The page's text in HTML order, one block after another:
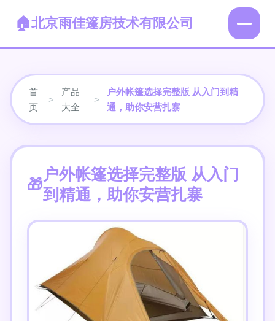
北京雨佳篷房技术有限公司
首
页
>
产品
大全
>
户外帐篷选择完整版 从入门到精
通，助你安营扎寨
户外帐篷选择完整版 从入门
到精通，助你安营扎寨